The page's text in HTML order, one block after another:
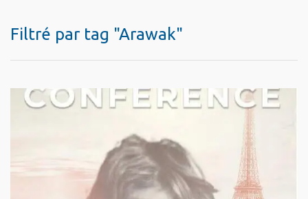
Filtré par tag "Arawak"